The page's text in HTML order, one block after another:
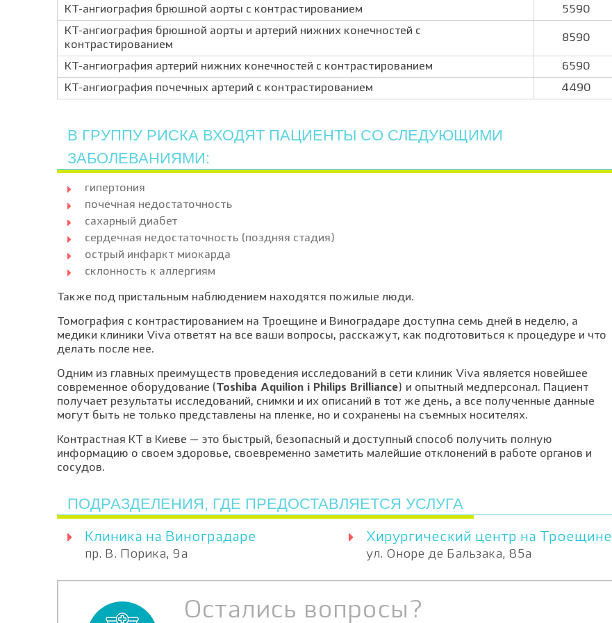
КТ-ангиография брюшной аорты с контрастированием
5590
КТ-ангиография брюшной аорты и артерий нижних конечностей с
контрастированием
8590
КТ-ангиография артерий нижних конечностей с контрастированием
6590
КТ-ангиография почечных артерий с контрастированием
4490
В ГРУППУ РИСКА ВХОДЯТ ПАЦИЕНТЫ СО СЛЕДУЮЩИМИ
ЗАБОЛЕВАНИЯМИ:
гипертония
почечная недостаточность
сахарный диабет
сердечная недостаточность (поздняя стадия)
острый инфаркт миокарда
склонность к аллергиям
Также под пристальным наблюдением находятся пожилые люди.
Томография с контрастированием на Троещине и Виноградаре доступна семь дней в неделю, а
медики клиники Viva ответят на все ваши вопросы, расскажут, как подготовиться к процедуре и что
делать после нее.
Одним из главных преимуществ проведения исследований в сети клиник Viva является новейшее
современное оборудование (Toshiba Aquilion і Philips Brilliance) и опытный медперсонал. Пациент
получает результаты исследований, снимки и их описаний в тот же день, а все полученные данные
могут быть не только представлены на пленке, но и сохранены на съемных носителях.
Контрастная КТ в Киеве — это быстрый, безопасный и доступный способ получить полную
информацию о своем здоровье, своевременно заметить малейшие отклонений в работе органов и
сосудов.
ПОДРАЗДЕЛЕНИЯ, ГДЕ ПРЕДОСТАВЛЯЕТСЯ УСЛУГА
Клиника на Виноградаре
пр. В. Порика, 9а
Хирургический центр на Троещине
ул. Оноре де Бальзака, 85а
Остались вопросы?